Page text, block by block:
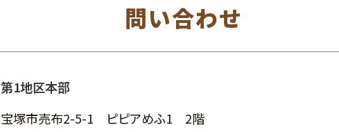
問い合わせ
第1地区本部
宝塚市売布2-5-1 ピピアめふ1 2階